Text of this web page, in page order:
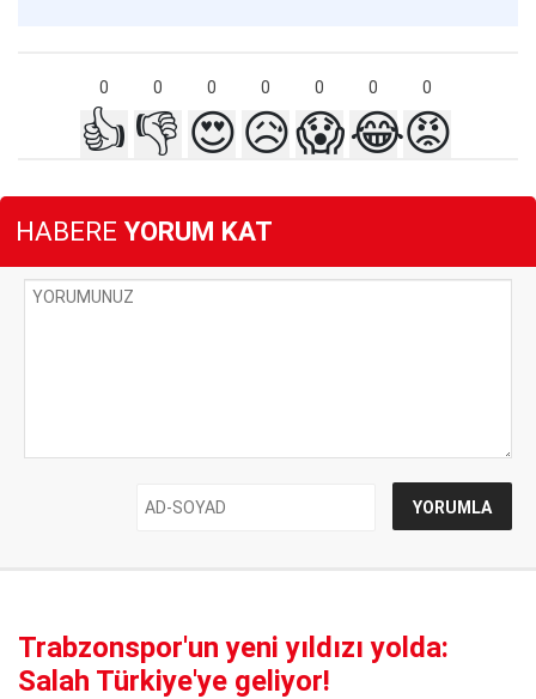
0 0 0 0 0 0 0
👍 👎 😍😥😱😂😡
HABERE YORUM KAT
Trabzonspor'un yeni yıldızı yolda:
Salah Türkiye'ye geliyor!